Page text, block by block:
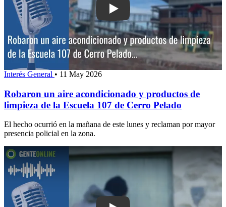
Play: Robaron un aire acondicionado
Interés General • 11 May 2026
Robaron un aire acondicionado y productos de
limpieza de la Escuela 107 de Cerro Pelado
El hecho ocurrió en la mañana de este lunes y reclaman por mayor
presencia policial en la zona.